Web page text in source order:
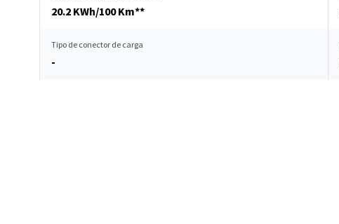
20.2 KWh/100 Km**
Tipo de conector de carga
-